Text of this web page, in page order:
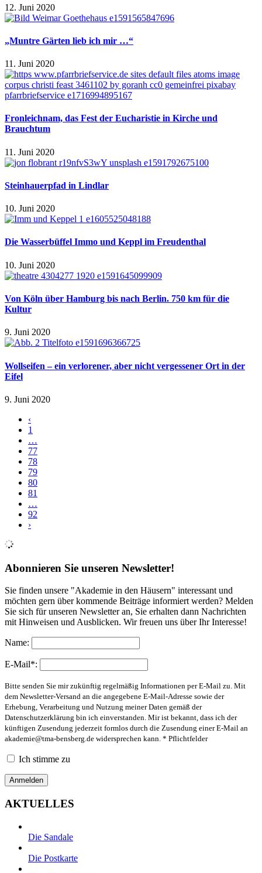
12. Juni 2020
„Muntre Gärten lieb ich mir …“
11. Juni 2020
Fronleichnam, das Fest der Eucharistie in Kirche und
Brauchtum
11. Juni 2020
Steinhauerpfad in Lindlar
10. Juni 2020
Die Wasserbüffel Immo und Keppl im Freudenthal
10. Juni 2020
Von Köln über Hamburg bis nach Berlin. 750 km für die
Kultur
9. Juni 2020
Wollseifen – ein verlorener, aber nicht vergessener Ort in der
Eifel
9. Juni 2020
‹
1
…
77
78
79
80
81
…
92
›
Abonnieren Sie unseren Newsletter!
Sie finden unsere "Akademie in den Häusern" interessant und
möchten gern über kommende Beiträge informiert werden? Melden
Sie sich für unseren Newsletter an, Sie erhalten dann Nachrichten
mit Hinweisen und Ausblicken. Wir freuen uns über Ihr Interesse!
Name:
E-Mail*:
Bitte senden Sie mir zukünftig regelmäßig Informationen per E-Mail zu. Mit
dem Newsletter-Versand an die angegebene E-Mail-Adresse sowie der
Erhebung, Verarbeitung und Nutzung meiner Daten gemäß der
Datenschutzerklärung bin ich einverstanden. Mir ist bekannt, dass ich der
künftigen Zusendung jederzeit formlos durch die Zusendung einer E-Mail an
akademie@tma-bensberg.de widersprechen kann. * Pflichtfelder
Ich stimme zu
AKTUELLES
Die Sandale
Die Postkarte